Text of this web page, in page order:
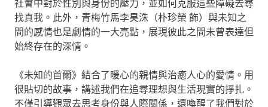
社會中對於性別與身份的壓力，並如何克服這些障礙去尋
找真我。此外，青梅竹馬李昊洙（朴珍榮 飾）與未知之
間的感情也是劇情的一大亮點，展現彼此之間未曾表達但
始終存在的深情。
《未知的首爾》結合了暖心的親情與治癒人心的愛情。用
很貼切的故事，講述我們在追尋理想與生活現實的掙扎。
不僅引導觀眾去思考身份與人際關係，還喚醒了我們對於